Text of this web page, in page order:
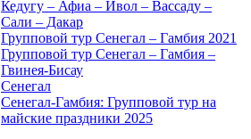
Кедугу – Афиа – Ивол – Вассаду –
Сали – Дакар
Групповой тур Сенегал – Гамбия 2021
Групповой тур Сенегал – Гамбия –
Гвинея-Бисау
Сенегал
Сенегал-Гамбия: Групповой тур на
майские праздники 2025